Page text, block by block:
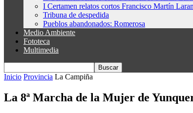
I Certamen relatos cortos Francisco Martín
Tribuna de despedida
Pueblos abandonados: Romerosa
Medio Ambiente
Fototeca
Multimedia
Inicio Provincia La Campiña
La 8ª Marcha de la Mujer de